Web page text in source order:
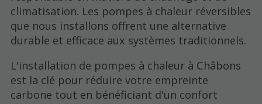
climatisation. Les pompes à chaleur réversibles
que nous installons offrent une alternative
durable et efficace aux systèmes traditionnels.
L'installation de pompes à chaleur à Châbons
est la clé pour réduire votre empreinte
carbone tout en bénéficiant d'un confort